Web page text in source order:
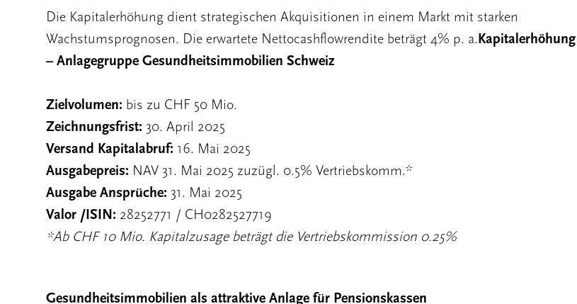
Die Kapitalerhöhung dient strategischen Akquisitionen in einem Markt mit starken
Wachstumsprognosen. Die erwartete Nettocashflowrendite beträgt 4% p. a. Kapitalerhöhung
– Anlagegruppe Gesundheitsimmobilien Schweiz
Zielvolumen: bis zu CHF 50 Mio.
Zeichnungsfrist: 30. April 2025
Versand Kapitalabruf: 16. Mai 2025
Ausgabepreis: NAV 31. Mai 2025 zuzügl. 0.5% Vertriebskomm.*
Ausgabe Ansprüche: 31. Mai 2025
Valor /ISIN: 28252771 / CH0282527719
*Ab CHF 10 Mio. Kapitalzusage beträgt die Vertriebskommission 0.25%
Gesundheitsimmobilien als attraktive Anlage für Pensionskassen